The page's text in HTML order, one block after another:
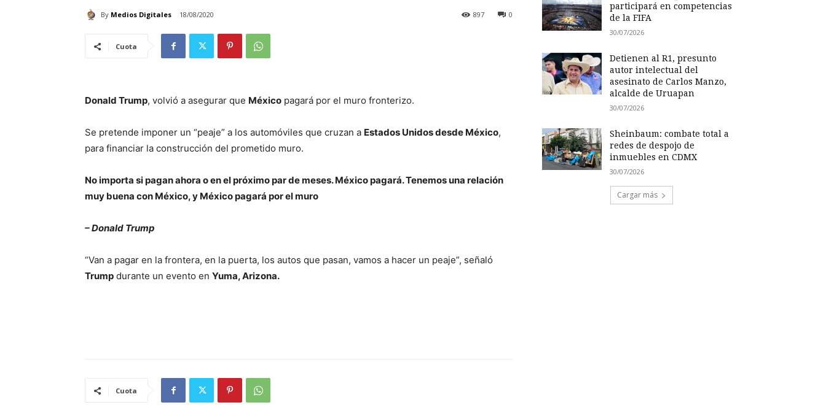
By Medios Digitales 18/08/2020 0
897
Cuota
Donald Trump, volvió a asegurar que México pagará por el muro fronterizo.
Se pretende imponer un “peaje” a los automóviles que cruzan a Estados Unidos desde México,
para financiar la construcción del prometido muro.
No importa si pagan ahora o en el próximo par de meses. México pagará. Tenemos una relación
muy buena con México, y México pagará por el muro
– Donald Trump
“Van a pagar en la frontera, en la puerta, los autos que pasan, vamos a hacer un peaje”, señaló
Trump durante un evento en Yuma, Arizona.
Cuota
participará en competencias
de la FIFA
30/07/2026
Detienen al R1, presunto
autor intelectual del
asesinato de Carlos Manzo,
alcalde de Uruapan
30/07/2026
Sheinbaum: combate total a
redes de despojo de
inmuebles en CDMX
30/07/2026
Cargar más